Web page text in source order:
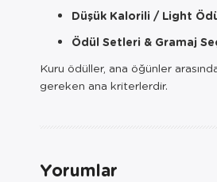
Düşük Kalorili / Light
Ödül Setleri & Gramaj
Kuru ödüller, ana öğünler
gereken ana kriterlerdir.
Yorumlar